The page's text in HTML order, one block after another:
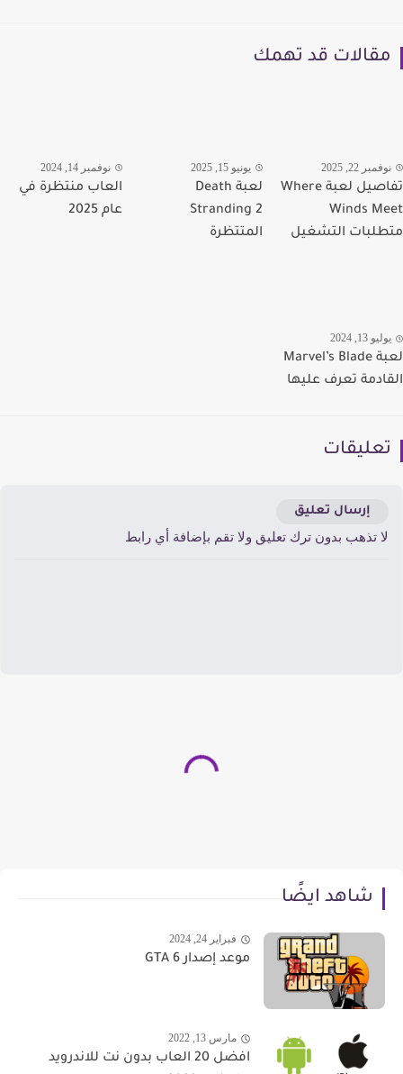
قد تهمك
22, 2025
تفاصيل لعبة Where
Winds
التشغيل
يونيو 15, 2025
لعبة Death
Stranding 2
المتتظرة
نوفمبر 14, 2024
العاب منتظرة في
عام 2025
13, 2024
لعبة Marvel’s Blade
تعرف عليها
إرسال تعليق
تذهب بدون ترك تعليق ولا تقم بإضافة أي رابط
شاهد ايضًا
فبراير 24, 2024
موعد إصدار GTA 6
مارس 13, 2022
افضل 20 العاب بدون نت للاندرويد